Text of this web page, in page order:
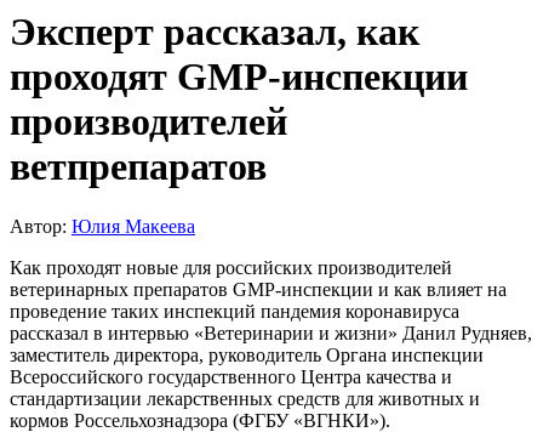
Эксперт рассказал, как
проходят GMP-инспекции
производителей
ветпрепаратов
Автор: Юлия Макеева
Как проходят новые для российских производителей
ветеринарных препаратов GMP-инспекции и как влияет на
проведение таких инспекций пандемия коронавируса
рассказал в интервью «Ветеринарии и жизни» Данил Рудняев,
заместитель директора, руководитель Органа инспекции
Всероссийского государственного Центра качества и
стандартизации лекарственных средств для животных и
кормов Россельхознадзора (ФГБУ «ВГНКИ»).